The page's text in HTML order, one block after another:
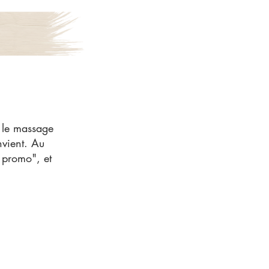
massage
Au
et